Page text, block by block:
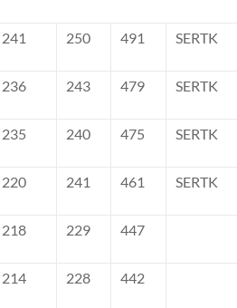
241 250 491 SERTK
236 243 479 SERTK
235 240 475 SERTK
220 241 461 SERTK
218 229 447
214 228 442